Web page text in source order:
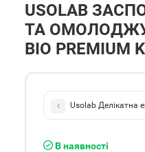
USOLAB
ТА
BIO PREMIUM
Usolab Делікатна
В наявності